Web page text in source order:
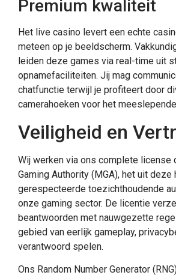
Premium kwaliteit
Het live casino levert een echte
meteen op je beeldscherm.
leiden deze games via real-time uit
opnamefaciliteiten. Jij mag
chatfunctie terwijl je profiteert door
camerahoeken voor het
Veiligheid en
Wij werken via ons complete license
Gaming Authority (MGA), het uit deze
gerespecteerde toezichthoudende
onze gaming sector. De licentie
beantwoorden met nauwgezette
gebied van eerlijk gameplay,
verantwoord spelen.
Ons Random Number Generator